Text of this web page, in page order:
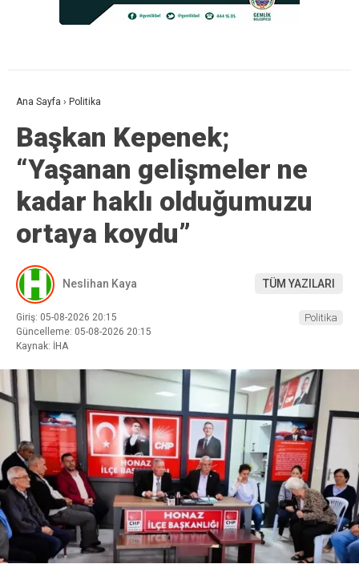
Ana Sayfa › Politika
Başkan Kepenek;
“Yaşanan gelişmeler ne
kadar haklı olduğumuzu
ortaya koydu”
Neslihan Kaya TÜM YAZILARI
Giriş: 05-08-2026 20:15
Güncelleme: 05-08-2026 20:15
Kaynak: İHA
Politika